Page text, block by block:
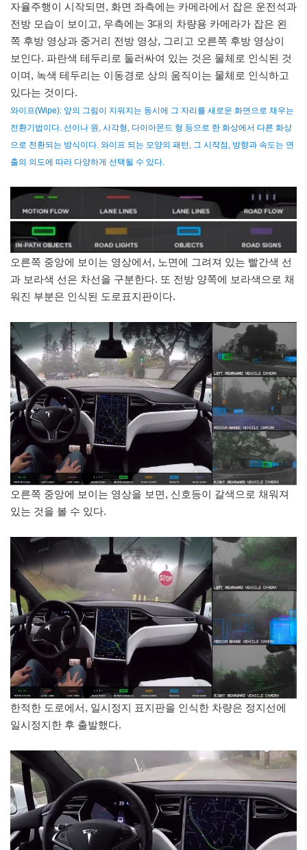
자율주행이 시작되면, 화면 좌측에는 카메라에서 잡은 운전석과
전방 모습이 보이고, 우측에는 3대의 차량용 카메라가 잡은 왼
쪽 후방 영상과 중거리 전방 영상, 그리고 오른쪽 후방 영상이
보인다. 파란색 테두리로 둘러싸여 있는 것은 물체로 인식된 것
이며, 녹색 테두리는 이동경로 상의 움직이는 물체로 인식하고
있다는 것이다.
와이프(Wipe): 앞의 그림이 지워지는 동시에 그 자리를 새로운 화면으로 채우는
전환기법이다. 선이나 원, 사각형, 다이아몬드 형 등으로 한 화상에서 다른 화상
으로 전환되는 방식이다. 와이프 되는 모양의 패턴, 그 시작점, 방향과 속도는 연
출의 의도에 따라 다양하게 선택될 수 있다.
오른쪽 중앙에 보이는 영상에서, 노면에 그려져 있는 빨간색 선
과 보라색 선은 차선을 구분한다. 또 전방 양쪽에 보라색으로 채
워진 부분은 인식된 도로표지판이다.
오른쪽 중앙에 보이는 영상을 보면, 신호등이 갈색으로 채워져
있는 것을 볼 수 있다.
한적한 도로에서, 일시정지 표지판을 인식한 차량은 정지선에
일시정지한 후 출발했다.